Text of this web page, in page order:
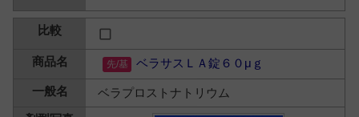
ベラサスＬＡ錠６０μｇ
ベラプロストナトリウム